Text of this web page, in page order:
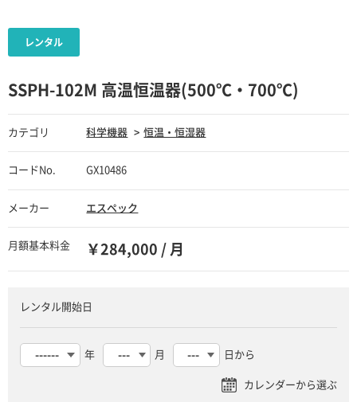
SSPH-102M 高温恒温器(500℃・700℃)
カテゴリ 科学機器 恒温・恒湿器
コードNo. GX10486
メーカー エスペック
月額基本料金 ￥284,000 / 月
レンタル開始日
年 月 日から